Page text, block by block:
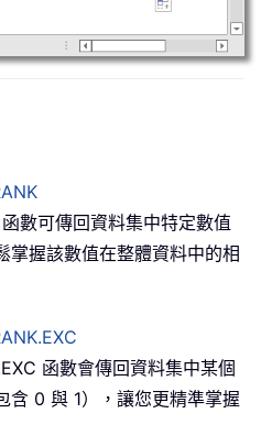
數可傳回資料集中特定數值
掌握該數值在整體資料中的相
函數會傳回資料集中某個
含 0 與 1），讓您更精準掌握